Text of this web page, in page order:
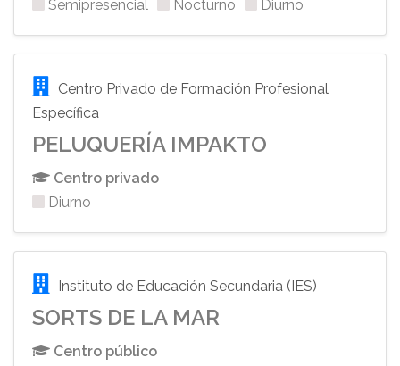
Semipresencial
Nocturno Diurno
Centro Privado de Formación Profesional
Específica
PELUQUERÍA IMPAKTO
Centro privado
Diurno
Instituto de Educación Secundaria (IES)
SORTS DE LA MAR
Centro público